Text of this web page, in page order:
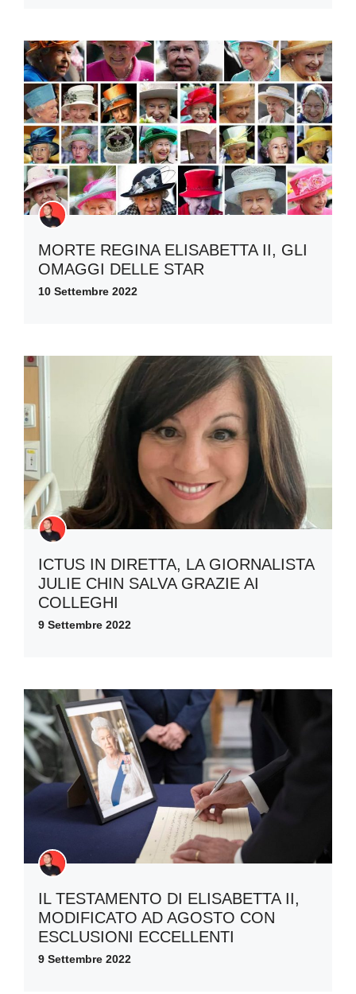
MORTE REGINA ELISABETTA II, GLI
OMAGGI DELLE STAR
10 Settembre 2022
ICTUS IN DIRETTA, LA GIORNALISTA
JULIE CHIN SALVA GRAZIE AI
COLLEGHI
9 Settembre 2022
IL TESTAMENTO DI ELISABETTA II,
MODIFICATO AD AGOSTO CON
ESCLUSIONI ECCELLENTI
9 Settembre 2022